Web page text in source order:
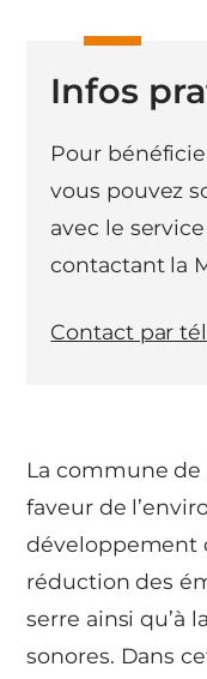
La commune
faveur de
développement
réduction des
serre ainsi qu’à
sonores. Dans
Infos
Pour
vous pouvez
avec le
contactant la
Contact par